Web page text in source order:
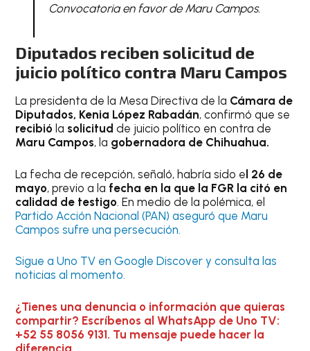
Convocatoria en favor de Maru Campos.
Diputados reciben solicitud de
juicio político contra Maru Campos
La presidenta de la Mesa Directiva de la Cámara de
Diputados, Kenia López Rabadán, confirmó que se
recibió la solicitudde juicio político en contra de
Maru Campos, la gobernadora de Chihuahua.
La fecha de recepción, señaló, habría sido el 26 de
mayo, previo a la fecha en la que la FGR la citó en
calidad de testigo. En medio de la polémica, el
Partido Acción Nacional (PAN) aseguró que Maru
Campos sufre una persecución.
Sigue a Uno TV en Google Discover y consulta las
noticias al momento.
¿Tienes una denuncia o información que quieras
compartir? Escríbenos al WhatsApp de Uno TV:
+52 55 8056 9131. Tu mensaje puede hacer la
diferencia.